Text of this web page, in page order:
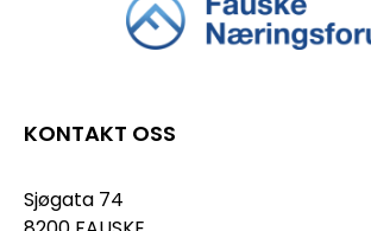
KONTAKT OSS
Sjøgata 74